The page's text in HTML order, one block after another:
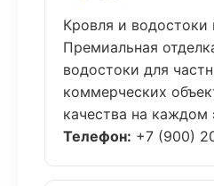
Кровля и водостоки
Премиальная
водостоки для
коммерческих
качества на каждом
Телефон: +7 (900)